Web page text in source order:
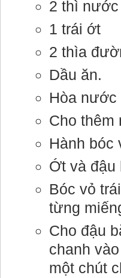
2 thì nước
1 trái ớt
2 thìa
Dầu ăn.
Hòa nước
Cho thêm
Hành bóc
Ớt và đậu
Bóc vỏ
từng
Cho đậu
chanh
một chút